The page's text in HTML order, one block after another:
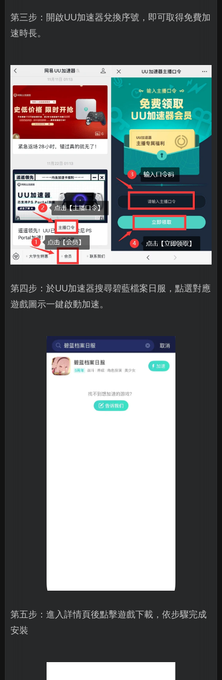
第三步：開啟UU加速器兌換序號，即可取得免費加
速時長。
第四步：於UU加速器搜尋碧藍檔案日服，點選對應
遊戲圖示一鍵啟動加速。
第五步：進入詳情頁後點擊遊戲下載，依步驟完成
安裝